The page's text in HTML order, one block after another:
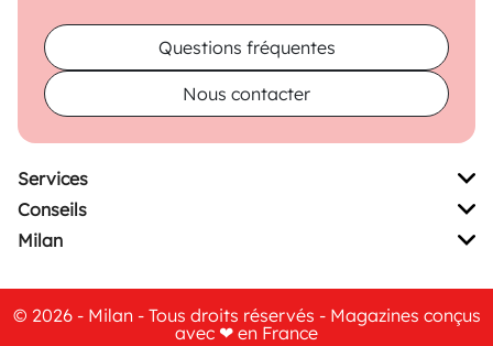
Questions fréquentes
Nous contacter
Services
Conseils
Milan
© 2026 - Milan - Tous droits réservés - Magazines conçus
avec ❤ en France